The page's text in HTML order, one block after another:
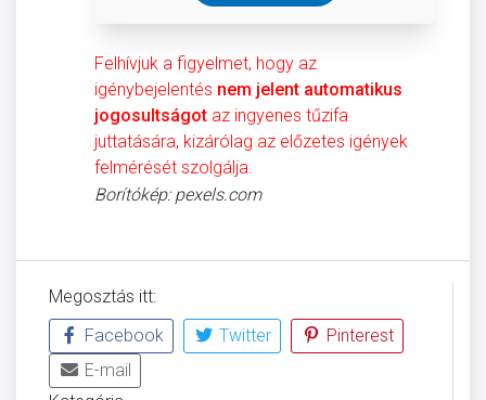
Felhívjuk a figyelmet, hogy az
igénybejelentés nem jelent automatikus
jogosultságot az ingyenes tűzifa
juttatására, kizárólag az előzetes igények
felmérését szolgálja.
Borítókép: pexels.com
Megosztás itt:
Facebook
Twitter
Pinterest
E-mail